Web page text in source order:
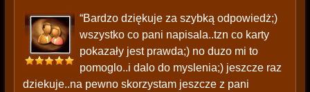
“Bardzo dziękuje za szybką odpowiedż;)
wszystko co pani napisala..tzn co karty
pokazały jest prawda;) no duzo mi to
pomoglo..i dalo do myslenia;) jeszcze raz
dziekuje..na pewno skorzystam jeszcze z pani